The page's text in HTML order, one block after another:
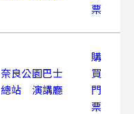
票
奈良公園巴士
總站 演講廳
購
買
門
票